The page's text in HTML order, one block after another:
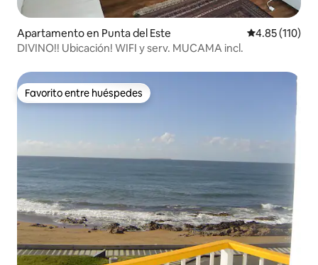
Apartamento en Punta del Este Calificación
4.85 (110)
DIVINO!! Ubicación! WIFI y serv. MUCAMA incl.
Favorito entre huéspedes
Favorito entre huéspedes